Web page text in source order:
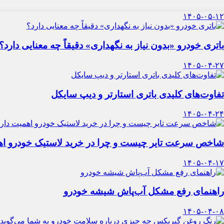
۱۴۰۵-۰۵-۱۲
باتری خودرو «بدون نیاز به نگهداری» دقیقاً چه معنایی دارد؟
۱۴۰۵-۰۴-۲۷
تفاوت‌های کلیدی باتری استارتر و دیپ سایکل
۱۴۰۵-۰۴-۲۴
شاخص سرعت تایر چیست و چرا در خرید لاستیک خودرو
۱۴۰۵-۰۴-۱۷
راهنمای رفع مشکل آب‌پاش شیشه خودرو
۱۴۰۵-۰۴-۰۸